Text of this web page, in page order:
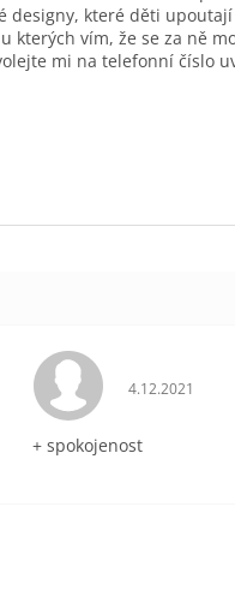
designy, které děti
kterých vím, že se za ně
mi na telefonní číslo
Hodnocení
4.12.2021
+ spokojenost